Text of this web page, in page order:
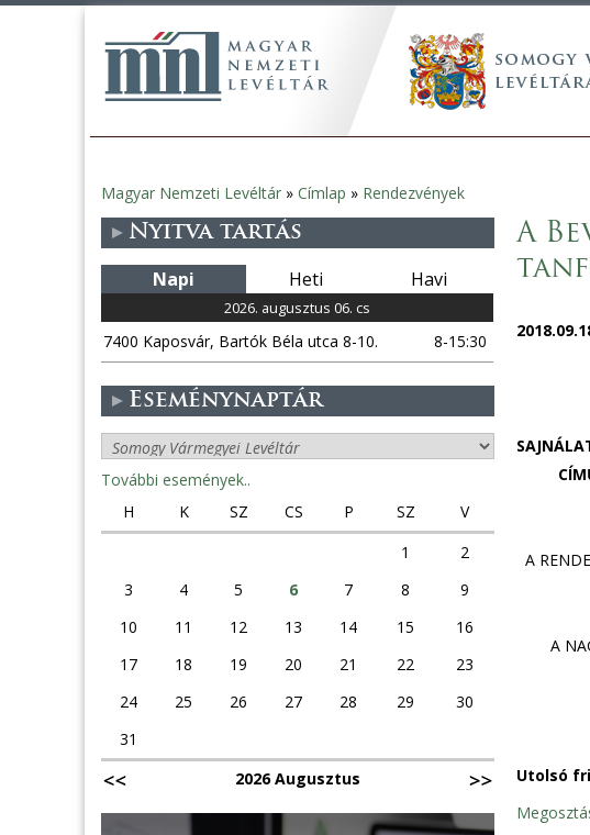
Jelenlegi
hely
Magyar Nemzeti Levéltár » Címlap » Rendezvények
A
A
A
Utolsó
Nyitva tartás
Napi Heti Havi
2026. augusztus 06. cs
7400 Kaposvár, Bartók Béla utca 8-10. 8-15:30
Eseménynaptár
További események..
H
K SZ CS P SZ
V
1
2
3
4 5 6 7 8
9
10
11 12 13 14 15
16
17
18 19 20 21 22
23
24
25 26 27 28 29
30
31
2026 Augusztus